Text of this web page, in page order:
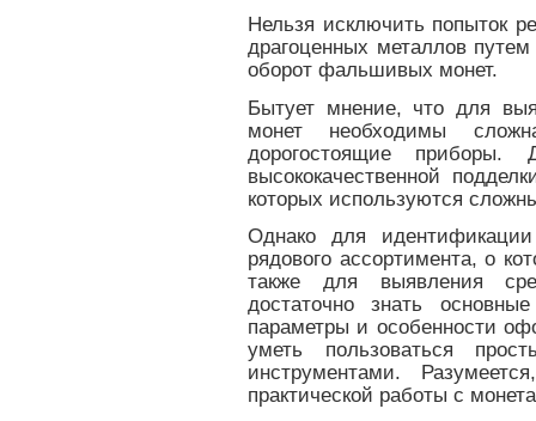
Нельзя исключить попыток
драгоценных металлов
оборот фальшивых монет.
Бытует мнение, что для
монет необходимы
дорогостоящие приборы.
высококачественной
которых используются
Однако для
рядового ассортимента, о
также для выявления
достаточно знать
параметры и особенности
уметь пользоваться
инструментами.
практической работы с